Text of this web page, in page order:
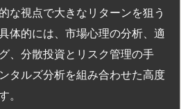
な視点で大きなリターンを狙う
体的には、市場心理の分析、適
、分散投資とリスク管理の手
タルズ分析を組み合わせた高度
。